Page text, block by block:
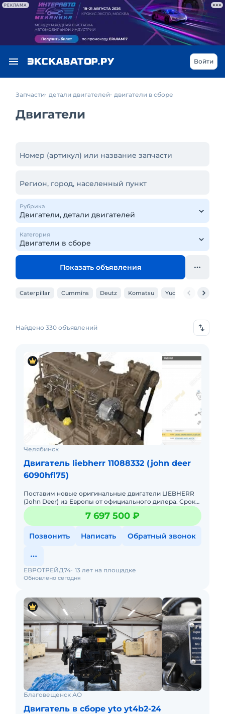
РЕКЛАМА
Войти
Запчасти детали двигателей двигатели в сборе
Двигатели
Номер (артикул) или название запчасти
Регион, город, населенный пункт
Рубрика
Категория
Показать объявления
Caterpillar Cummins Deutz Komatsu Yuchai Weichai
Найдено 330 объявлений
Челябинск
Двигатель liebherr 11088332 (john deer
6090hfl75)
Поставим новые оригинальные двигатели LIEBHERR
(John Deer) из Европы от официального дилера. Срок
поставки примерно 60 кал.дней. Цена товара с НДС
22%. Таможен
7 697 500 ₽
Позвонить Написать Обратный звонок
Обновлено сегодня
ЕВРОТРЕЙД74 13 лет на площадке
Благовещенск АО
Двигатель в сборе yto yt4b2-24